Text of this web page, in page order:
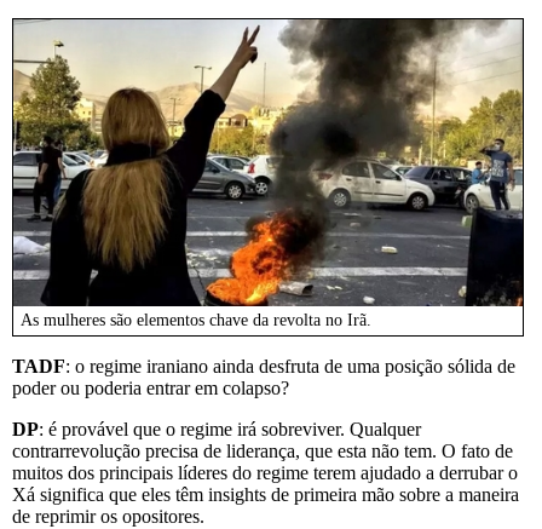
As mulheres são elementos chave da revolta no Irã.
TADF: o regime iraniano ainda desfruta de uma posição sólida de
poder ou poderia entrar em colapso?
DP: é provável que o regime irá sobreviver. Qualquer
contrarrevolução precisa de liderança, que esta não tem. O fato de
muitos dos principais líderes do regime terem ajudado a derrubar o
Xá significa que eles têm insights de primeira mão sobre a maneira
de reprimir os opositores.